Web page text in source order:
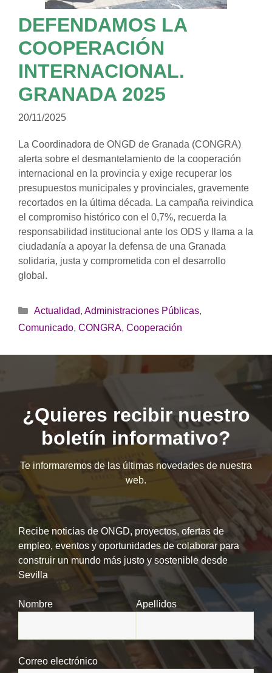
DEFENDAMOS LA
COOPERACIÓN
INTERNACIONAL.
GRANADA 2025
20/11/2025
La Coordinadora de ONGD de Granada (CONGRA)
alerta sobre el desmantelamiento de la cooperación
internacional en la provincia y exige recuperar los
presupuestos municipales y provinciales, gravemente
recortados en la última década. La campaña reivindica
el compromiso histórico con el 0,7%, recuerda la
responsabilidad institucional ante los ODS y llama a la
ciudadanía a apoyar la defensa de una Granada
solidaria, justa y comprometida con el desarrollo
global.
Categorías
Actualidad, Administraciones Públicas,
Comunicado, CONGRA, Cooperación
¿Quieres recibir nuestro
boletín informativo?
Te informaremos de las últimas novedades de nuestra
web.
Recibe noticias de ONGD, proyectos, ofertas de
empleo, eventos y oportunidades de colaborar para
construir un mundo más justo y sostenible desde
Sevilla
Nombre Apellidos
Correo electrónico